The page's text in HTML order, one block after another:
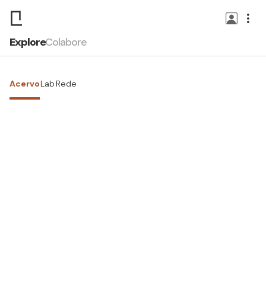
ExploreColabore
AcervoLab Rede